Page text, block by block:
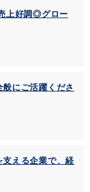
上好調◎グロー
にご活躍くださ
える企業で、経